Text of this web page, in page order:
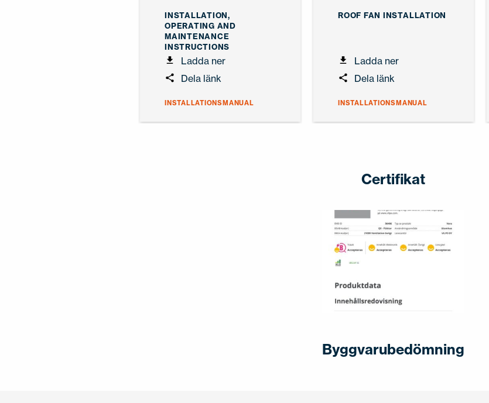
INSTALLATION,
OPERATING AND
MAINTENANCE
INSTRUCTIONS
Ladda ner
Dela länk
INSTALLATIONSMANUAL
ROOF FAN INSTALLATION
Ladda ner
Dela länk
INSTALLATIONSMANUAL
Certifikat
Byggvarubedömning